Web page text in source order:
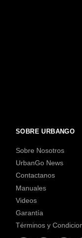
SOBRE URBANGO
Sobre Nosotros
UrbanGo News
Contactanos
Manuales
Videos
Garantía
Términos y